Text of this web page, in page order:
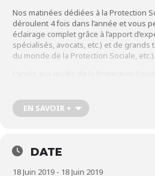
Nos matinées dédiées à la Protection
déroulent 4 fois dans l’année et vous
éclairage complet grâce à l’apport
spécialisés, avocats, etc.) et de
du monde de la Protection Sociale, etc.).
8h30 : Arrivée des participants – Café
Bruno MENICUCCI (Président d’Actense)
9h15 : Evolutions récentes d’un
EN SAVOIR +
DATE
18 Juin 2019 - 18 Juin 2019